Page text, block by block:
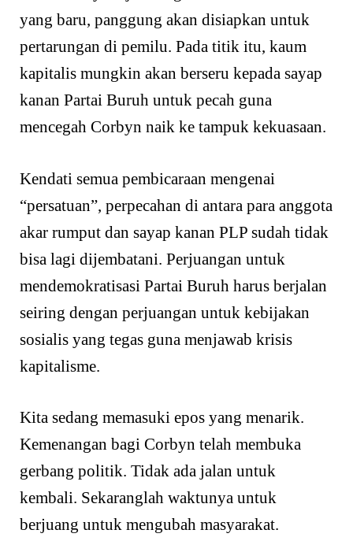
yang baru, panggung akan disiapkan untuk
pertarungan di pemilu. Pada titik itu, kaum
kapitalis mungkin akan berseru kepada sayap
kanan Partai Buruh untuk pecah guna
mencegah Corbyn naik ke tampuk kekuasaan.
Kendati semua pembicaraan mengenai
“persatuan”, perpecahan di antara para anggota
akar rumput dan sayap kanan PLP sudah tidak
bisa lagi dijembatani. Perjuangan untuk
mendemokratisasi Partai Buruh harus berjalan
seiring dengan perjuangan untuk kebijakan
sosialis yang tegas guna menjawab krisis
kapitalisme.
Kita sedang memasuki epos yang menarik.
Kemenangan bagi Corbyn telah membuka
gerbang politik. Tidak ada jalan untuk
kembali. Sekaranglah waktunya untuk
berjuang untuk mengubah masyarakat.